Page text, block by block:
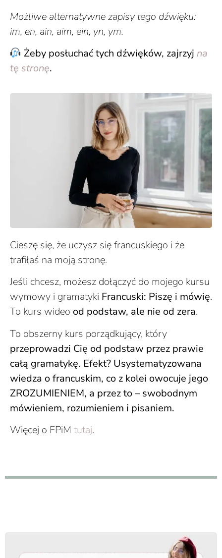
Możliwe alternatywne zapisy tego dźwięku:
im, en, ain, aim, ein, yn, ym.
Żeby posłuchać tych dźwięków, zajrzyj na
tę stronę.
Cieszę się, że uczysz się francuskiego i że
trafiłaś na moją stronę.
Jeśli chcesz, możesz dołączyć do mojego kursu
wymowy i gramatyki Francuski: Piszę i mówię.
To kurs wideo od podstaw, ale nie od zera.
To obszerny kurs porządkujący, który
przeprowadzi Cię od podstaw przez prawie
całą gramatykę. Efekt? Usystematyzowana
wiedza o francuskim, co z kolei owocuje jego
ZROZUMIENIEM, a przez to – swobodnym
mówieniem, rozumieniem i pisaniem.
Więcej o FPiM tutaj.